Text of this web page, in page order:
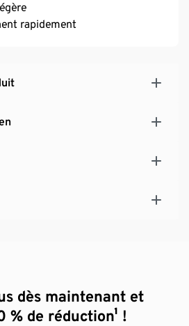
rapidement
dès maintenant et
% de réduction¹ !